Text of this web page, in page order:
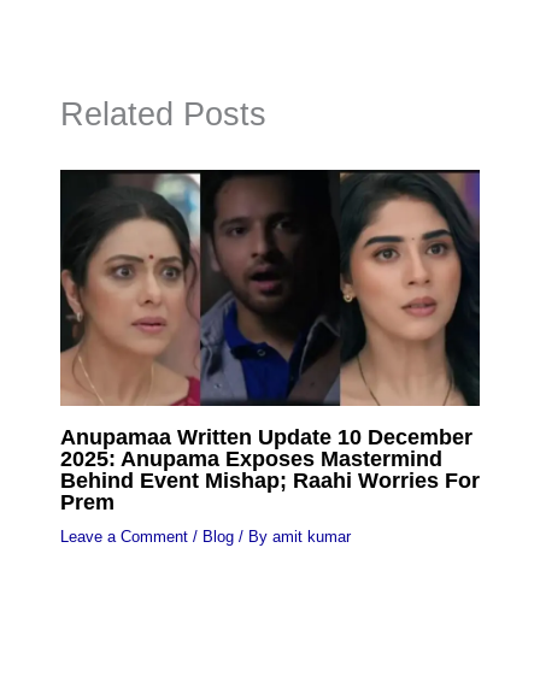
Related Posts
Anupamaa Written Update 10 December
2025: Anupama Exposes Mastermind
Behind Event Mishap; Raahi Worries For
Prem
Leave a Comment / Blog/ By amit kumar